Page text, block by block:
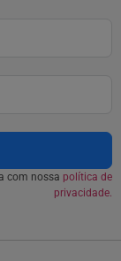
com nossa política de
privacidade.